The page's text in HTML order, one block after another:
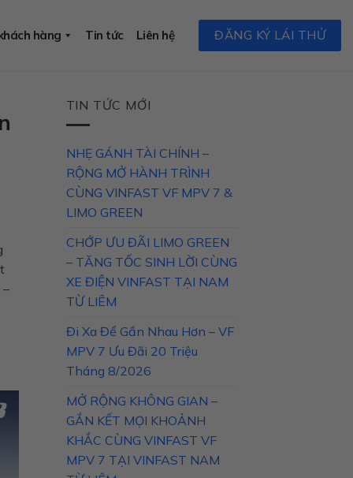
hàng Tin tức Liên hệ ĐĂNG KÝ LÁI THỬ
TIN TỨC MỚI
NHẸ GÁNH TÀI CHÍNH –
RỘNG MỞ HÀNH TRÌNH
CÙNG VINFAST VF MPV 7 &
LIMO GREEN
CHỚP ƯU ĐÃI LIMO GREEN
– TĂNG TỐC SINH LỜI CÙNG
XE ĐIỆN VINFAST TẠI NAM
TỪ LIÊM
Đi Xa Để Gần Nhau Hơn – VF
MPV 7 Ưu Đãi 20 Triệu
Tháng 8/2026
MỞ RỘNG KHÔNG GIAN –
GẮN KẾT MỌI KHOẢNH
KHẮC CÙNG VINFAST VF
MPV 7 TẠI VINFAST NAM